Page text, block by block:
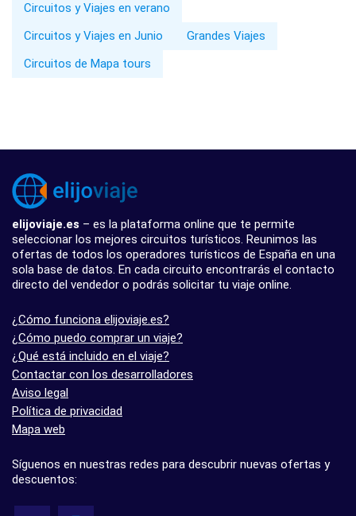
Circuitos y Viajes en verano
Circuitos y Viajes en Junio
Grandes Viajes
Circuitos de Mapa tours
elijoviaje.es – es la plataforma online que te permite
seleccionar los mejores circuitos turísticos. Reunimos las
ofertas de todos los operadores turísticos de España en una
sola base de datos. En cada circuito encontrarás el contacto
directo del vendedor o podrás solicitar tu viaje online.
¿Cómo funciona elijoviaje.es?
¿Cómo puedo comprar un viaje?
¿Qué está incluido en el viaje?
Contactar con los desarrolladores
Aviso legal
Política de privacidad
Mapa web
Síguenos en nuestras redes para descubrir nuevas ofertas y
descuentos: